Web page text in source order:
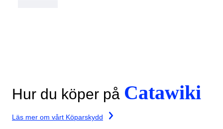
Hur du köper på Catawiki
Läs mer om vårt Köparskydd